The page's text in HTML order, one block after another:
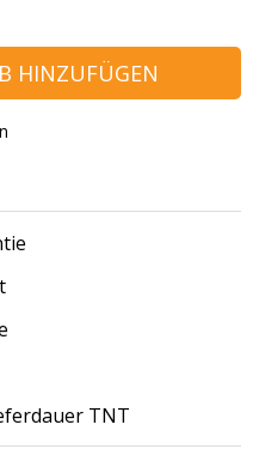
HINZUFÜGEN
TNT